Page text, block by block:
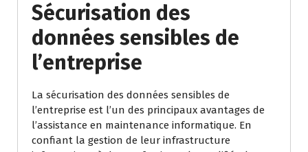
Sécurisation des
données sensibles de
l’entreprise
La sécurisation des données sensibles de
l’entreprise est l’un des principaux avantages de
l’assistance en maintenance informatique. En
confiant la gestion de leur infrastructure